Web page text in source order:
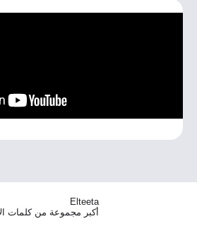
Elteeta
أكبر مجموعة من كلمات